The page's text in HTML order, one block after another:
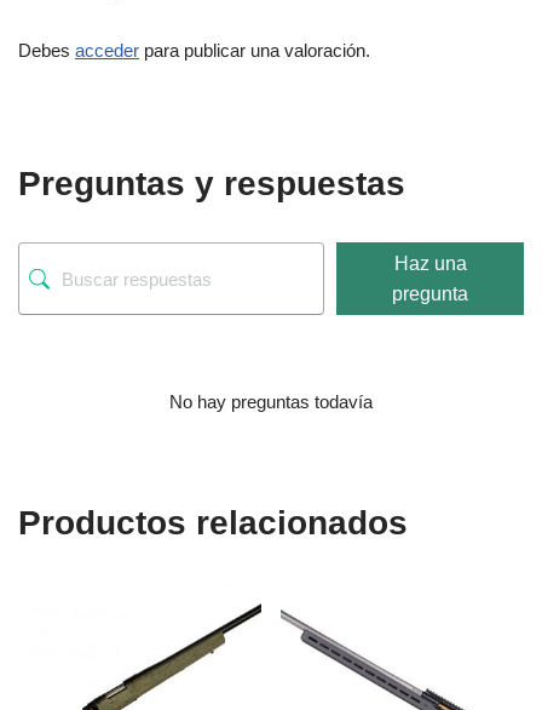
Debes acceder para publicar una valoración.
Preguntas y respuestas
Haz una
pregunta
No hay preguntas todavía
Productos relacionados